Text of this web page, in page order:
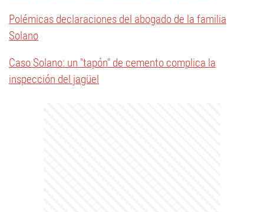
Polémicas declaraciones del abogado de la familia
Solano
Caso Solano: un "tapón" de cemento complica la
inspección del jagüel